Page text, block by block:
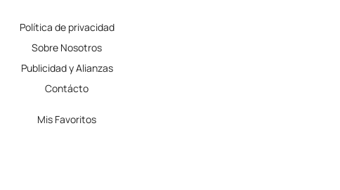
Política de privacidad
Sobre Nosotros
Publicidad y Alianzas
Contácto
Mis Favoritos